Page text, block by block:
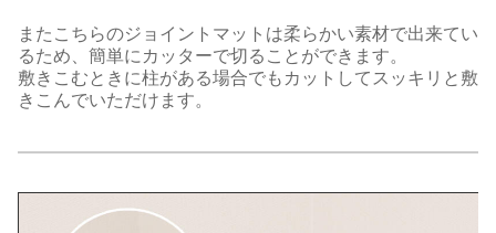
またこちらのジョイントマットは柔らかい素材で出来てい
るため、簡単にカッターで切ることができます。
敷きこむときに柱がある場合でもカットしてスッキリと敷
きこんでいただけます。